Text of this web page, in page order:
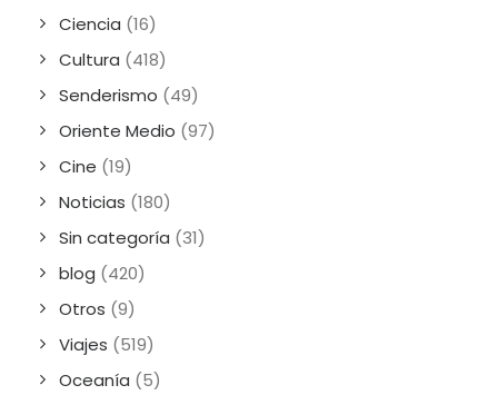
Ciencia (16)
Cultura (418)
Senderismo (49)
Oriente Medio (97)
Cine (19)
Noticias (180)
Sin categoría (31)
blog (420)
Otros (9)
Viajes (519)
Oceanía (5)